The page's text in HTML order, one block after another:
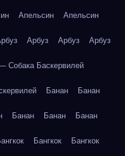
Апельсин Апельсин
Арбуз Арбуз Арбуз
Собака Баскервилей
Банан Банан
Банан Банан Банан
Бангкок Бангкок